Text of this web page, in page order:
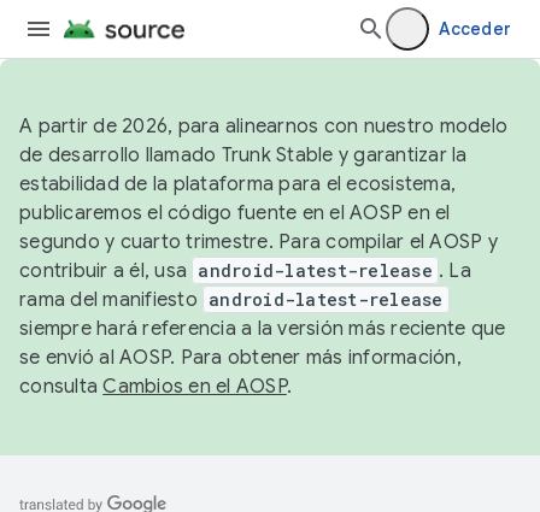
Acceder
A partir de 2026, para alinearnos con nuestro modelo
de desarrollo llamado Trunk Stable y garantizar la
estabilidad de la plataforma para el ecosistema,
publicaremos el código fuente en el AOSP en el
segundo y cuarto trimestre. Para compilar el AOSP y
contribuir a él, usa android-latest-release . La
rama del manifiesto android-latest-release
siempre hará referencia a la versión más reciente que
se envió al AOSP. Para obtener más información,
consultaCambios en el AOSP.